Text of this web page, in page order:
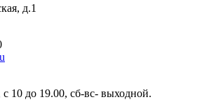
д.1
10 до 19.00, сб-вс- выходной.